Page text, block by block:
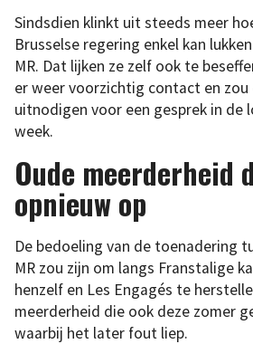
Sindsdien klinkt uit steeds meer
Brusselse regering enkel kan
MR. Dat lijken ze zelf ook te
er weer voorzichtig contact en zou
uitnodigen voor een gesprek in de
week.
Oude meerderheid
opnieuw op
De bedoeling van de toenadering
MR zou zijn om langs Franstalige
henzelf en Les Engagés te
meerderheid die ook deze zomer
waarbij het later fout liep.